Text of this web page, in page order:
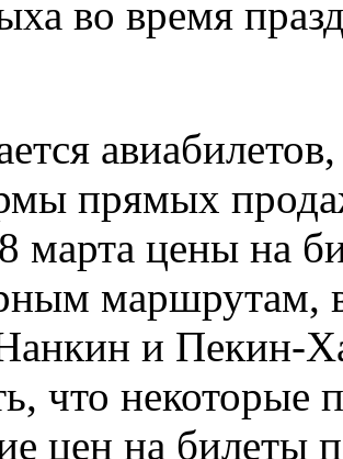
во время
прямых
марта цены на
маршрутам,
и Пекин-
что некоторые
цен на билеты